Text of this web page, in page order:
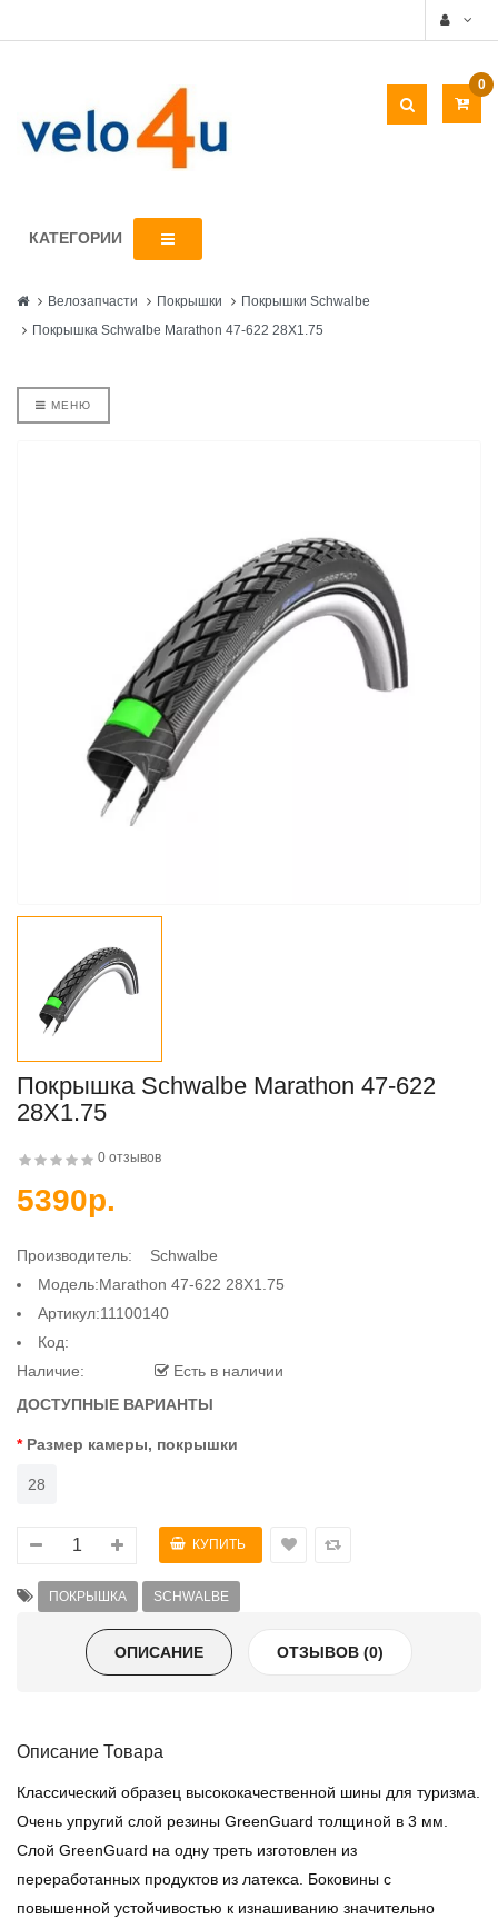
0
КАТЕГОРИИ
Велозапчасти Покрышки
Покрышки Schwalbe
Покрышка Schwalbe Marathon 47-622 28X1.75
МЕНЮ
Покрышка Schwalbe Marathon 47-622
28X1.75
0 отзывов
5390р.
Производитель:
Schwalbe
Модель:Marathon 47-622 28X1.75
Артикул:11100140
Код:
Наличие:
Есть в наличии
ДОСТУПНЫЕ ВАРИАНТЫ
Размер камеры, покрышки
28
ПОКРЫШКА SCHWALBE
ОПИСАНИЕ ОТЗЫВОВ (0)
Описание Товара
Классический образец высококачественной шины для туризма.
Очень упругий слой резины GreenGuard толщиной в 3 мм.
Слой GreenGuard на одну треть изготовлен из
переработанных продуктов из латекса. Боковины с
повышенной устойчивостью к изнашиванию значительно